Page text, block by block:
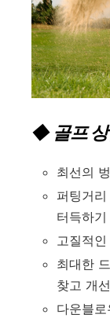
◆ 골프 상
최선의
퍼팅거
터득하기
고질적
최대한
찾고 개
다운블로